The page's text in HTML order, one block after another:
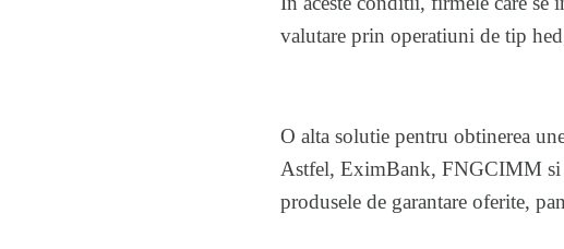
valutare prin operatiuni de tip
O alta solutie pentru obtinerea
Astfel, EximBank, FNGCIMM si
produsele de garantare oferite,